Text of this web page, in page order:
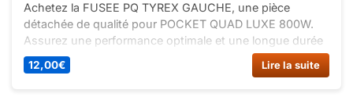
Achetez la FUSEE PQ TYREX GAUCHE, une pièce
détachée de qualité pour POCKET QUAD LUXE 800W.
Assurez une performance optimale et une longue durée
de vie à votre quad avec cette pièce de rechange
essentielle.
12,00€ Lire la suite